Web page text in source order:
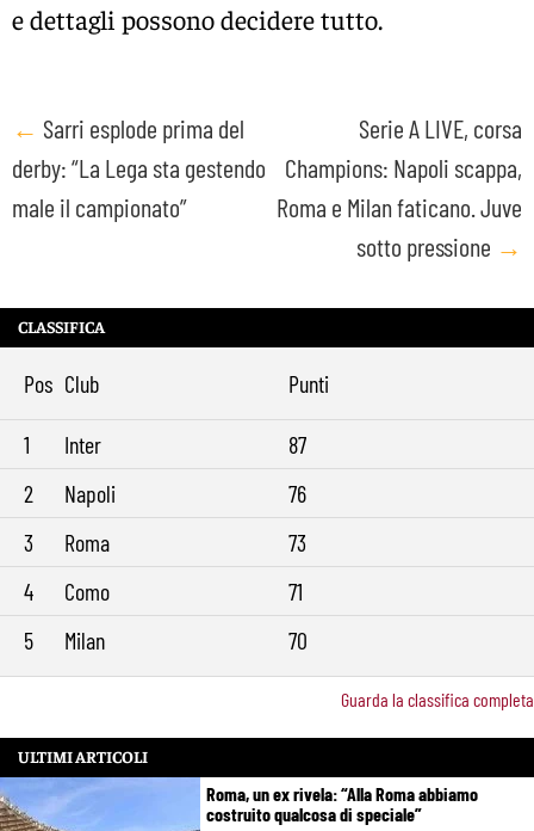
e dettagli possono decidere tutto.
Post
navigation
← Sarri esplode prima del
derby: “La Lega sta gestendo
male il campionato”
Serie A LIVE, corsa
Champions: Napoli scappa,
Roma e Milan faticano. Juve
sotto pressione →
CLASSIFICA
Pos Club Punti
1 Inter
87
2
Napoli
76
3
Roma
73
4
Como
71
5
Milan 70
Guarda la classifica completa
ULTIMI ARTICOLI
Roma, un ex rivela: “Alla Roma abbiamo
costruito qualcosa di speciale”